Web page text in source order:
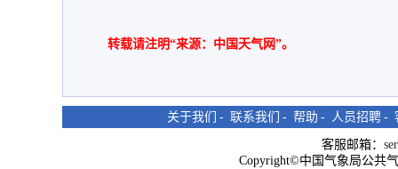
转载请注明“来源：中国天气网”。
关于我们 - 联系我们 - 帮助 - 人员招聘 -
客服邮箱：
Copyright©中国气象局公共